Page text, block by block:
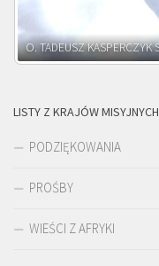
O. ADNRZEJ LEŚNIARA SJ
LISTY Z KRAJÓW MISYJNYCH
PODZIĘKOWANIA
PROŚBY
WIEŚCI Z AFRYKI